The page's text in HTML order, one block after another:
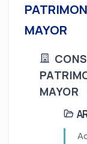
MAYOR
MAYOR